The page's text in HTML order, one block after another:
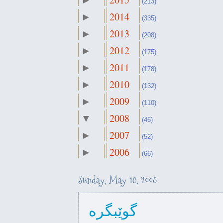
► 2014 (335)
► 2013 (208)
► 2012 (175)
► 2011 (178)
► 2010 (132)
► 2009 (110)
▼ 2008 (46)
► December
► November
►
► September (1)
August
► 2007 (52)
► 2006 (66)
Sunday, May 18, 2008